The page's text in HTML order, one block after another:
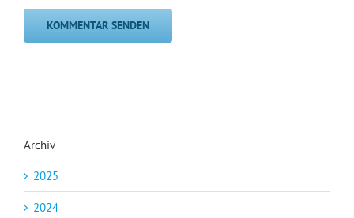
Archiv
2025
2024